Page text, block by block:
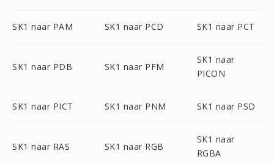
SK1 naar PAM SK1 naar PCD SK1 naar PCT
SK1 naar PDB SK1 naar PFM
SK1 naar
PICON
SK1 naar PICT SK1 naar PNM SK1 naar PSD
SK1 naar RAS SK1 naar RGB
SK1 naar
RGBA